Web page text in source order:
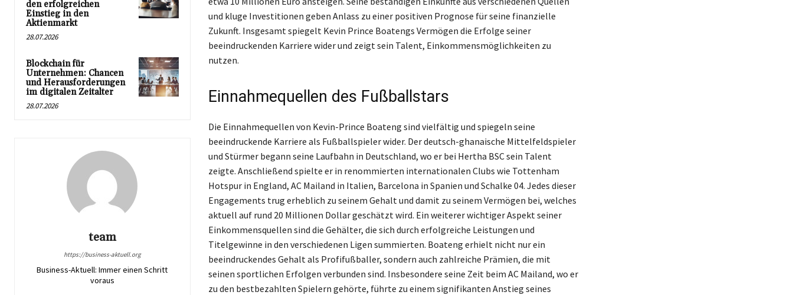
den erfolgreichen
Einstieg in den
Aktienmarkt
28.07.2026
Blockchain für
Unternehmen: Chancen
und Herausforderungen
im digitalen Zeitalter
28.07.2026
team
https://business-aktuell.org
Business-Aktuell: Immer einen Schritt
voraus
und kluge Investitionen geben Anlass zu einer positiven Prognose für seine finanzielle
Zukunft. Insgesamt spiegelt Kevin Prince Boatengs Vermögen die Erfolge seiner
beeindruckenden Karriere wider und zeigt sein Talent, Einkommensmöglichkeiten zu
nutzen.
Einnahmequellen des Fußballstars
Die Einnahmequellen von Kevin-Prince Boateng sind vielfältig und spiegeln seine
beeindruckende Karriere als Fußballspieler wider. Der deutsch-ghanaische Mittelfeldspieler
und Stürmer begann seine Laufbahn in Deutschland, wo er bei Hertha BSC sein Talent
zeigte. Anschließend spielte er in renommierten internationalen Clubs wie Tottenham
Hotspur in England, AC Mailand in Italien, Barcelona in Spanien und Schalke 04. Jedes dieser
Engagements trug erheblich zu seinem Gehalt und damit zu seinem Vermögen bei, welches
aktuell auf rund 20 Millionen Dollar geschätzt wird. Ein weiterer wichtiger Aspekt seiner
Einkommensquellen sind die Gehälter, die sich durch erfolgreiche Leistungen und
Titelgewinne in den verschiedenen Ligen summierten. Boateng erhielt nicht nur ein
beeindruckendes Gehalt als Profifußballer, sondern auch zahlreiche Prämien, die mit
seinen sportlichen Erfolgen verbunden sind. Insbesondere seine Zeit beim AC Mailand, wo er
zu den bestbezahlten Spielern gehörte, führte zu einem signifikanten Anstieg seines